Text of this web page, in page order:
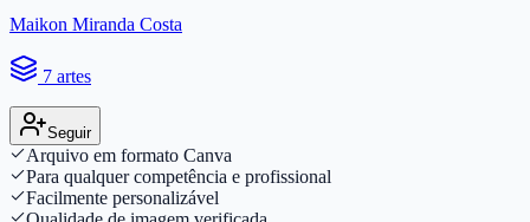
Maikon Miranda Costa
7 artes
Seguir
Arquivo em formato Canva
Para qualquer competência e profissional
Facilmente personalizável